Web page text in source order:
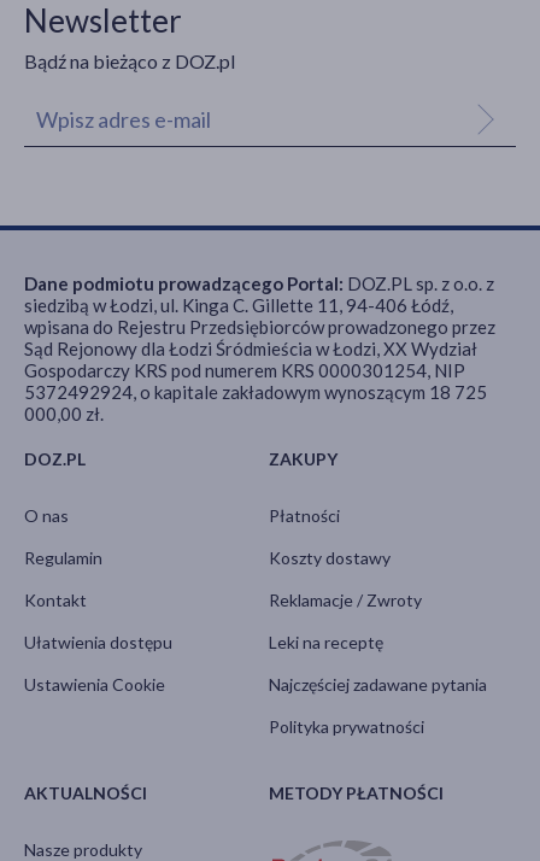
Newsletter
Bądź na bieżąco z DOZ.pl
DOZ.PL
O nas
Regulamin
Kontakt
Ułatwienia dostępu
Ustawienia Cookie
ZAKUPY
Płatności
Koszty dostawy
Reklamacje / Zwroty
Leki na receptę
Najczęściej zadawane pytania
Polityka prywatności
AKTUALNOŚCI
Nasze produkty
METODY PŁATNOŚCI
Dane podmiotu prowadzącego Portal: DOZ.PL sp. z o.o. z
siedzibą w Łodzi, ul. Kinga C. Gillette 11, 94-406 Łódź,
wpisana do Rejestru Przedsiębiorców prowadzonego przez
Sąd Rejonowy dla Łodzi Śródmieścia w Łodzi, XX Wydział
Gospodarczy KRS pod numerem KRS 0000301254, NIP
5372492924, o kapitale zakładowym wynoszącym 18 725
000,00 zł.